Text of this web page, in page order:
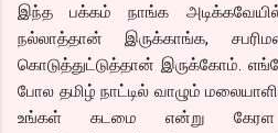
இந்த பக்கம் நாங்க
நல்லாத்தான் இருக்காங்க,
கொடுத்துட்டுத்தான் இருக்கோம்.
போல தமிழ் நாட்டில் வாழும்
உங்கள் கடமை என்று கேரள